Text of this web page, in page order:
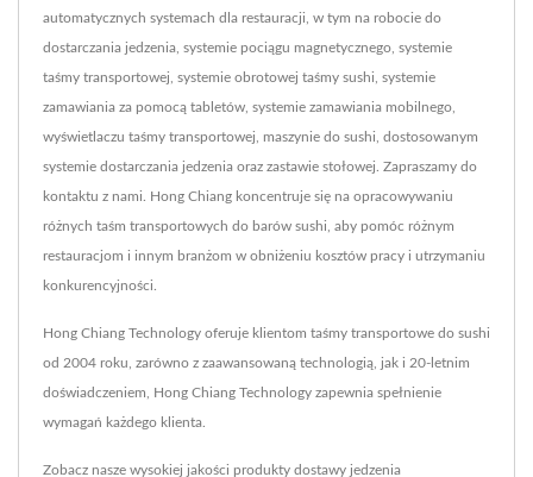
automatycznych systemach dla restauracji, w tym na robocie do
dostarczania jedzenia, systemie pociągu magnetycznego, systemie
taśmy transportowej, systemie obrotowej taśmy sushi, systemie
zamawiania za pomocą tabletów, systemie zamawiania mobilnego,
wyświetlaczu taśmy transportowej, maszynie do sushi, dostosowanym
systemie dostarczania jedzenia oraz zastawie stołowej. Zapraszamy do
kontaktu z nami. Hong Chiang koncentruje się na opracowywaniu
różnych taśm transportowych do barów sushi, aby pomóc różnym
restauracjom i innym branżom w obniżeniu kosztów pracy i utrzymaniu
konkurencyjności.
Hong Chiang Technology oferuje klientom taśmy transportowe do sushi
od 2004 roku, zarówno z zaawansowaną technologią, jak i 20-letnim
doświadczeniem, Hong Chiang Technology zapewnia spełnienie
wymagań każdego klienta.
Zobacz nasze wysokiej jakości produkty dostawy jedzenia